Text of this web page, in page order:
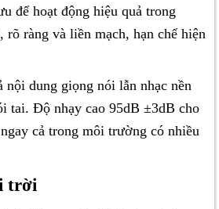
để hoạt động hiệu quả trong
ràng và liền mạch, hạn chế hiện
dung giọng nói lẫn nhạc nền
tai. Độ nhạy cao 95dB ±3dB cho
cả trong môi trường có nhiều
trời